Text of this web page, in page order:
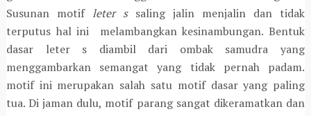
Susunan motif leter ssaling jalin menjalin dan tidak
terputus hal ini melambangkan kesinambungan. Bentuk
dasar leter s diambil dari ombak samudra yang
menggambarkan semangat yang tidak pernah padam.
motif ini merupakan salah satu motif dasar yang paling
tua. Di jaman dulu, motif parang sangat dikeramatkan dan